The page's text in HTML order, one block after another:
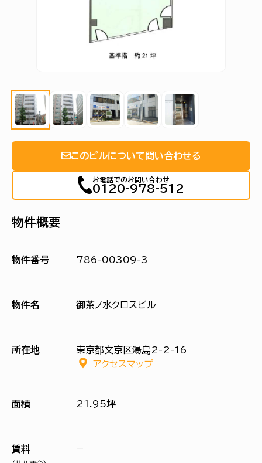
このビルについて問い合わせる
お電話でのお問い合わせ
0120-978-512
物件概要
物件番号 786-00309-3
物件名 御茶ノ水クロスビル
所在地
東京都文京区湯島2-2-16
アクセスマップ
面積 21.95坪
賃料 −